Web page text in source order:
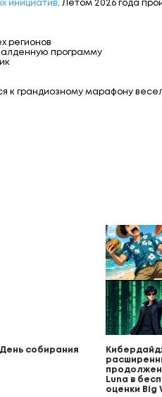
инициатив. Летом 2026 года
регионов
программу
к грандиозному марафону
собирания
Luna в
оценки Big